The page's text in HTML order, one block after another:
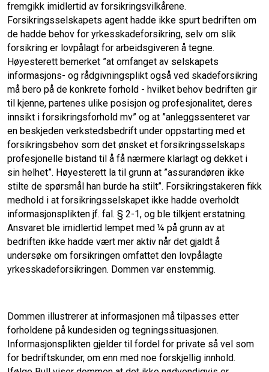
fremgikk imidlertid av forsikringsvilkårene.
Forsikringsselskapets agent hadde ikke spurt bedriften om
de hadde behov for yrkesskadeforsikring, selv om slik
forsikring er lovpålagt for arbeidsgiveren å tegne.
Høyesterett bemerket ”at omfanget av selskapets
informasjons- og rådgivningsplikt også ved skadeforsikring
må bero på de konkrete forhold - hvilket behov bedriften gir
til kjenne, partenes ulike posisjon og profesjonalitet, deres
innsikt i forsikringsforhold mv” og at ”anleggssenteret var
en beskjeden verkstedsbedrift under oppstarting med et
forsikringsbehov som det ønsket et forsikringsselskaps
profesjonelle bistand til å få nærmere klarlagt og dekket i
sin helhet”. Høyesterett la til grunn at ”assurandøren ikke
stilte de spørsmål han burde ha stilt”. Forsikringstakeren fikk
medhold i at forsikringsselskapet ikke hadde overholdt
informasjonsplikten jf. fal. § 2-1, og ble tilkjent erstatning.
Ansvaret ble imidlertid lempet med ¼ på grunn av at
bedriften ikke hadde vært mer aktiv når det gjaldt å
undersøke om forsikringen omfattet den lovpålagte
yrkesskadeforsikringen. Dommen var enstemmig.
Dommen illustrerer at informasjonen må tilpasses etter
forholdene på kundesiden og tegningssituasjonen.
Informasjonsplikten gjelder til fordel for private så vel som
for bedriftskunder, om enn med noe forskjellig innhold.